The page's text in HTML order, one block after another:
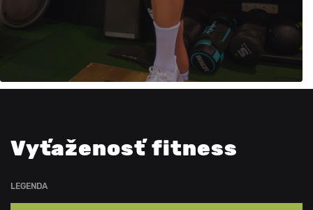
Vyťaženosť fitness
LEGENDA